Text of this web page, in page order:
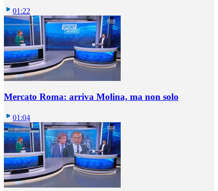
01:22
Mercato Roma: arriva Molina, ma non solo
01:04